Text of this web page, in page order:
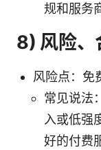
规和服务
8) 风险、
风险点：免
常见说法
入或低强
好的付费